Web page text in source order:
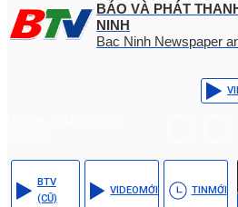
BÁO VÀ PHÁT
NINH
Bac Ninh Newspaper
BTV
(CŨ)
VIDEOMỚI TINMỚI